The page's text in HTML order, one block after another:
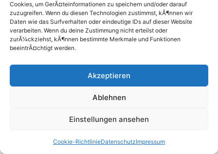
Cookies, um GerÃ¤teinformationen zu speichern und/oder darauf
zuzugreifen. Wenn du diesen Technologien zustimmst, kÃ¶nnen wir
Daten wie das Surfverhalten oder eindeutige IDs auf dieser Website
verarbeiten. Wenn du deine Zustimmung nicht erteilst oder
zurÃ¼ckziehst, kÃ¶nnen bestimmte Merkmale und Funktionen
beeintrÃ¤chtigt werden.
Akzeptieren
Ablehnen
Einstellungen ansehen
Cookie-RichtlinieDatenschutzImpressum
ImpressumDatenschutzKontaktCartellverband (CV)
© 2026 K.D.St.V. Ripuaria Bonn